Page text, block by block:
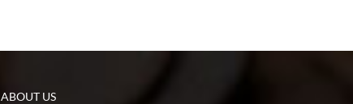
ABOUT US